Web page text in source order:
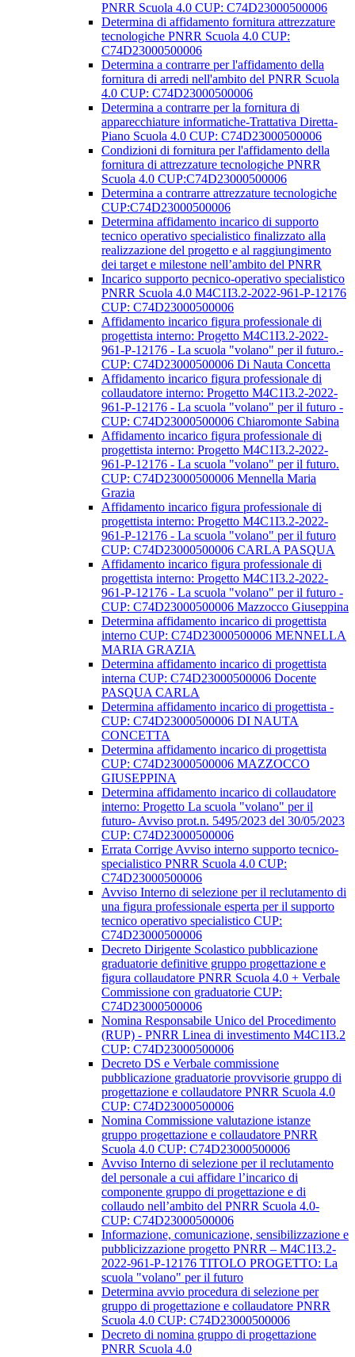
PNRR Scuola 4.0 CUP: C74D23000500006
Determina di affidamento fornitura attrezzature
tecnologiche PNRR Scuola 4.0 CUP:
C74D23000500006
Determina a contrarre per l'affidamento della
fornitura di arredi nell'ambito del PNRR Scuola
4.0 CUP: C74D23000500006
Determina a contrarre per la fornitura di
apparecchiature informatiche-Trattativa Diretta-
Piano Scuola 4.0 CUP: C74D23000500006
Condizioni di fornitura per l'affidamento della
fornitura di attrezzature tecnologiche PNRR
Scuola 4.0 CUP:C74D23000500006
Determina a contrarre attrezzature tecnologiche
CUP:C74D23000500006
Determina affidamento incarico di supporto
tecnico operativo specialistico finalizzato alla
realizzazione del progetto e al raggiungimento
dei target e milestone nell’ambito del PNRR
Incarico supporto pecnico-operativo specialistico
PNRR Scuola 4.0 M4C1I3.2-2022-961-P-12176
CUP: C74D23000500006
Affidamento incarico figura professionale di
progettista interno: Progetto M4C1I3.2-2022-
961-P-12176 - La scuola "volano" per il futuro.-
CUP: C74D23000500006 Di Nauta Concetta
Affidamento incarico figura professionale di
collaudatore interno: Progetto M4C1I3.2-2022-
961-P-12176 - La scuola "volano" per il futuro -
CUP: C74D23000500006 Chiaromonte Sabina
Affidamento incarico figura professionale di
progettista interno: Progetto M4C1I3.2-2022-
961-P-12176 - La scuola "volano" per il futuro.
CUP: C74D23000500006 Mennella Maria
Grazia
Affidamento incarico figura professionale di
progettista interno: Progetto M4C1I3.2-2022-
961-P-12176 - La scuola "volano" per il futuro
CUP: C74D23000500006 CARLA PASQUA
Affidamento incarico figura professionale di
progettista interno: Progetto M4C1I3.2-2022-
961-P-12176 - La scuola "volano" per il futuro -
CUP: C74D23000500006 Mazzocco Giuseppina
Determina affidamento incarico di progettista
interno CUP: C74D23000500006 MENNELLA
MARIA GRAZIA
Determina affidamento incarico di progettista
interna CUP: C74D23000500006 Docente
PASQUA CARLA
Determina affidamento incarico di progettista -
CUP: C74D23000500006 DI NAUTA
CONCETTA
Determina affidamento incarico di progettista
CUP: C74D23000500006 MAZZOCCO
GIUSEPPINA
Determina affidamento incarico di collaudatore
interno: Progetto La scuola "volano" per il
futuro- Avviso prot.n. 5495/2023 del 30/05/2023
CUP: C74D23000500006
Errata Corrige Avviso interno supporto tecnico-
specialistico PNRR Scuola 4.0 CUP:
C74D23000500006
Avviso Interno di selezione per il reclutamento di
una figura professionale esperta per il supporto
tecnico operativo specialistico CUP:
C74D23000500006
Decreto Dirigente Scolastico pubblicazione
graduatorie definitive gruppo progettazione e
figura collaudatore PNRR Scuola 4.0 + Verbale
Commissione con graduatorie CUP:
C74D23000500006
Nomina Responsabile Unico del Procedimento
(RUP) - PNRR Linea di investimento M4C1I3.2
CUP: C74D23000500006
Decreto DS e Verbale commissione
pubblicazione graduatorie provvisorie gruppo di
progettazione e collaudatore PNRR Scuola 4.0
CUP: C74D23000500006
Nomina Commissione valutazione istanze
gruppo progettazione e collaudatore PNRR
Scuola 4.0 CUP: C74D23000500006
Avviso Interno di selezione per il reclutamento
del personale a cui affidare l’incarico di
componente gruppo di progettazione e di
collaudo nell’ambito del PNRR Scuola 4.0-
CUP: C74D23000500006
Informazione, comunicazione, sensibilizzazione e
pubblicizzazione progetto PNRR – M4C1I3.2-
2022-961-P-12176 TITOLO PROGETTO: La
scuola "volano" per il futuro
Determina avvio procedura di selezione per
gruppo di progettazione e collaudatore PNRR
Scuola 4.0 CUP: C74D23000500006
Decreto di nomina gruppo di progettazione
PNRR Scuola 4.0